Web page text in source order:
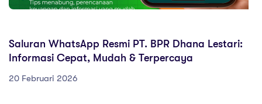
Saluran WhatsApp Resmi PT. BPR Dhana Lestari:
Informasi Cepat, Mudah & Terpercaya
20 Februari 2026